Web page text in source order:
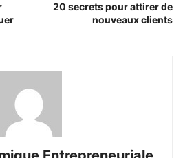
20 secrets pour attirer de
nouveaux clients